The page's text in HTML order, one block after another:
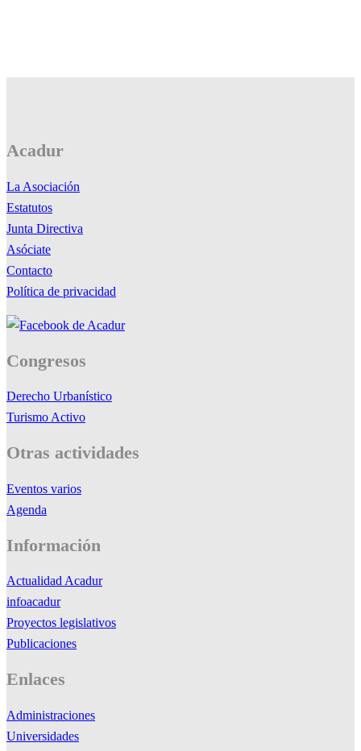
Acadur
La Asociación
Estatutos
Junta Directiva
Asóciate
Contacto
Política de privacidad
Congresos
Derecho Urbanístico
Turismo Activo
Otras actividades
Eventos varios
Agenda
Información
Actualidad Acadur
infoacadur
Proyectos legislativos
Publicaciones
Enlaces
Administraciones
Universidades